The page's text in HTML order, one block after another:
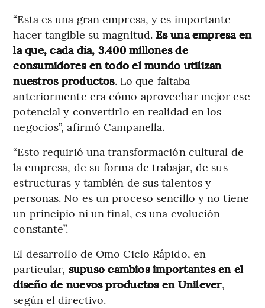
“Esta es una gran empresa, y es importante
hacer tangible su magnitud. Es una empresa en
la que, cada día, 3.400 millones de
consumidores en todo el mundo utilizan
nuestros productos. Lo que faltaba
anteriormente era cómo aprovechar mejor ese
potencial y convertirlo en realidad en los
negocios”, afirmó Campanella.
“Esto requirió una transformación cultural de
la empresa, de su forma de trabajar, de sus
estructuras y también de sus talentos y
personas. No es un proceso sencillo y no tiene
un principio ni un final, es una evolución
constante”.
El desarrollo de Omo Ciclo Rápido, en
particular, supuso cambios importantes en el
diseño de nuevos productos en Unilever,
según el directivo.